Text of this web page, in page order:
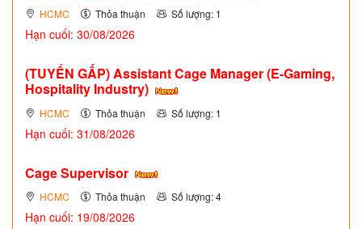
HCMC Thỏa thuận Số lượng: 1
Hạn cuối: 30/08/2026
(TUYỂN GẤP)Assistant Cage Manager (E-Gaming,
Hospitality Industry)
HCMC Thỏa thuận Số lượng: 1
Hạn cuối: 31/08/2026
Cage Supervisor
HCMC Thỏa thuận Số lượng: 4
Hạn cuối: 19/08/2026